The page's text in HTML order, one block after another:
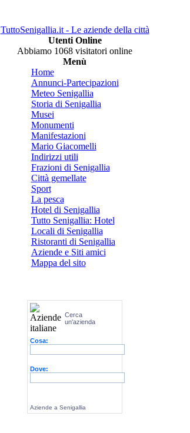
TuttoSenigallia.it - Le aziende della città
Utenti Online
Abbiamo 1068 visitatori online
Menù
Home
Annunci-Partecipazioni
Meteo Senigallia
Storia di Senigallia
Musei
Monumenti
Manifestazioni
Mario Giacomelli
Indirizzi utili
Frazioni di Senigallia
Città gemellate
Sport
La pesca
Hotel di Senigallia
Tutto Senigallia: Hotel
Locali di Senigallia
Ristoranti di Senigallia
Aziende e Siti amici
Mappa del sito
Cerca
un'azienda
Cosa:
Dove:
Aziende a Senigallia